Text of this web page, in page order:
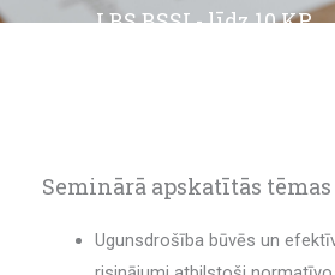
LBS BSSI - līdz 10 KP
Seminārā apskatītās tēmas
Ugunsdrošība būvēs un